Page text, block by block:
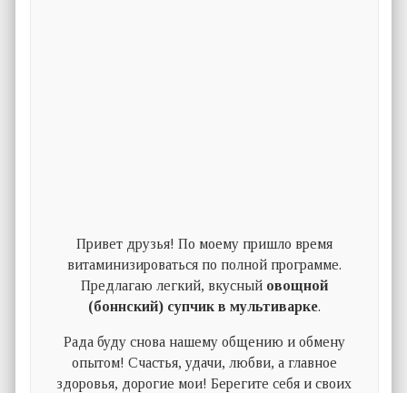
Привет друзья! По моему пришло время
витаминизироваться по полной программе.
Предлагаю легкий, вкусный овощной
(боннский) супчик в мультиварке.
Рада буду снова нашему общению и обмену
опытом! Счастья, удачи, любви, а главное
здоровья, дорогие мои! Берегите себя и своих